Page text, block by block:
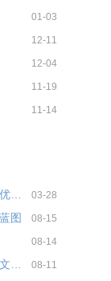
01-03
12-11
12-04
11-19
11-14
03-28
图 08-15
08-14
08-11